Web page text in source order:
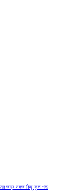
জন্য সহজ কিছু ফুল গাছ